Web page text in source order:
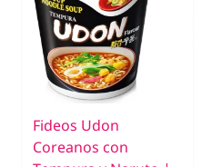
Fideos Udon
Coreanos con